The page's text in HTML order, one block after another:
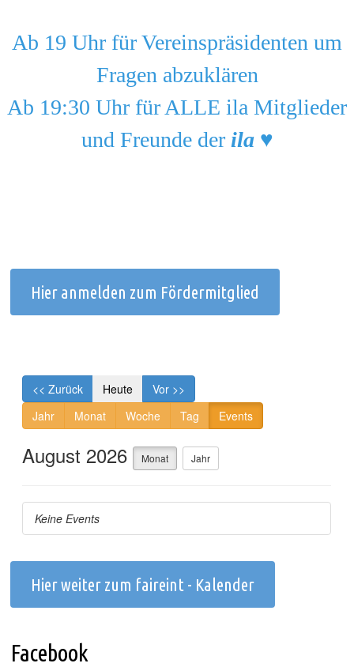
Ab 19 Uhr für Vereinspräsidenten um
Fragen abzuklären
Ab 19:30 Uhr für ALLE ila Mitglieder
und Freunde der ila♥️
Hier anmelden zum Fördermitglied
Hier weiter zum faireint - Kalender
Facebook